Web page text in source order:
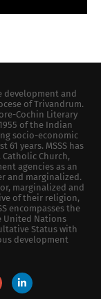
development and
of Trivandrum.
Cochin Literary
of the Indian
socio-economic
years. MSSS has
Church,
agencies as an
and marginalized.
marginalized and
of their religion,
encompasses the
United Nations
Status with
development